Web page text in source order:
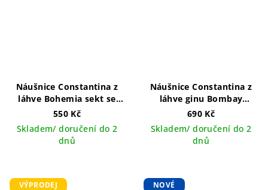
Náušnice Constantina z
láhve Bohemia sekt se
třpytkami na kroužku
550 Kč
Skladem/ doručení do 2
dnů
Náušnice Constantina z
láhve ginu Bombay
Sapphire se třpytkami
ručně vyráběný šperk v
ČR
690 Kč
Skladem/ doručení do 2
dnů
VÝPRODEJ
NOVÉ